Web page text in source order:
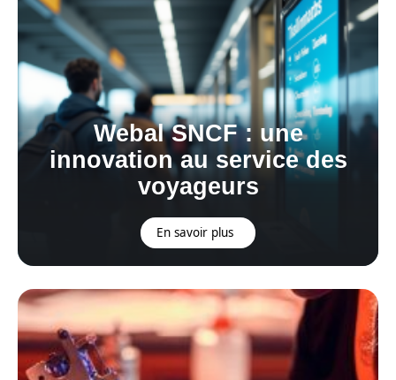
Webal SNCF : une
innovation au service des
voyageurs
En savoir plus